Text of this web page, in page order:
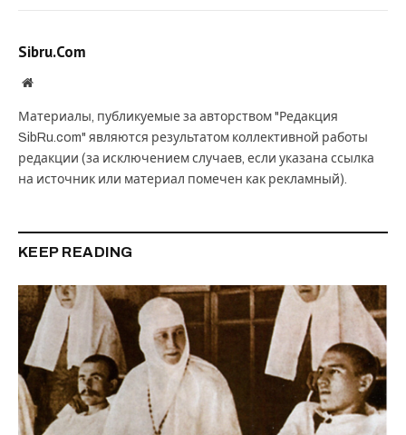
Sibru.Com
Website
Материалы, публикуемые за авторством "Редакция
SibRu.com" являются результатом коллективной работы
редакции (за исключением случаев, если указана ссылка
на источник или материал помечен как рекламный).
KEEP READING